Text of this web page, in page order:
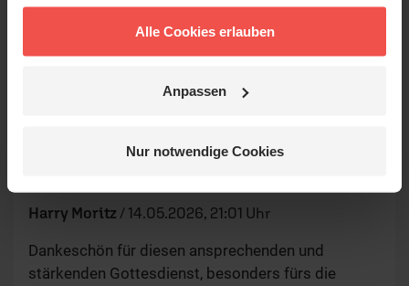
Alle Cookies erlauben
Anpassen
Nur notwendige Cookies
Christine/14.05.2026, 22:58 Uhr
Botschaft zusammen mit der ganz besonderen
Harry Moritz / 14.05.2026, 21:01 Uhr
Dankeschön für diesen ansprechenden und
stärkenden Gottesdienst, besonders fürs die